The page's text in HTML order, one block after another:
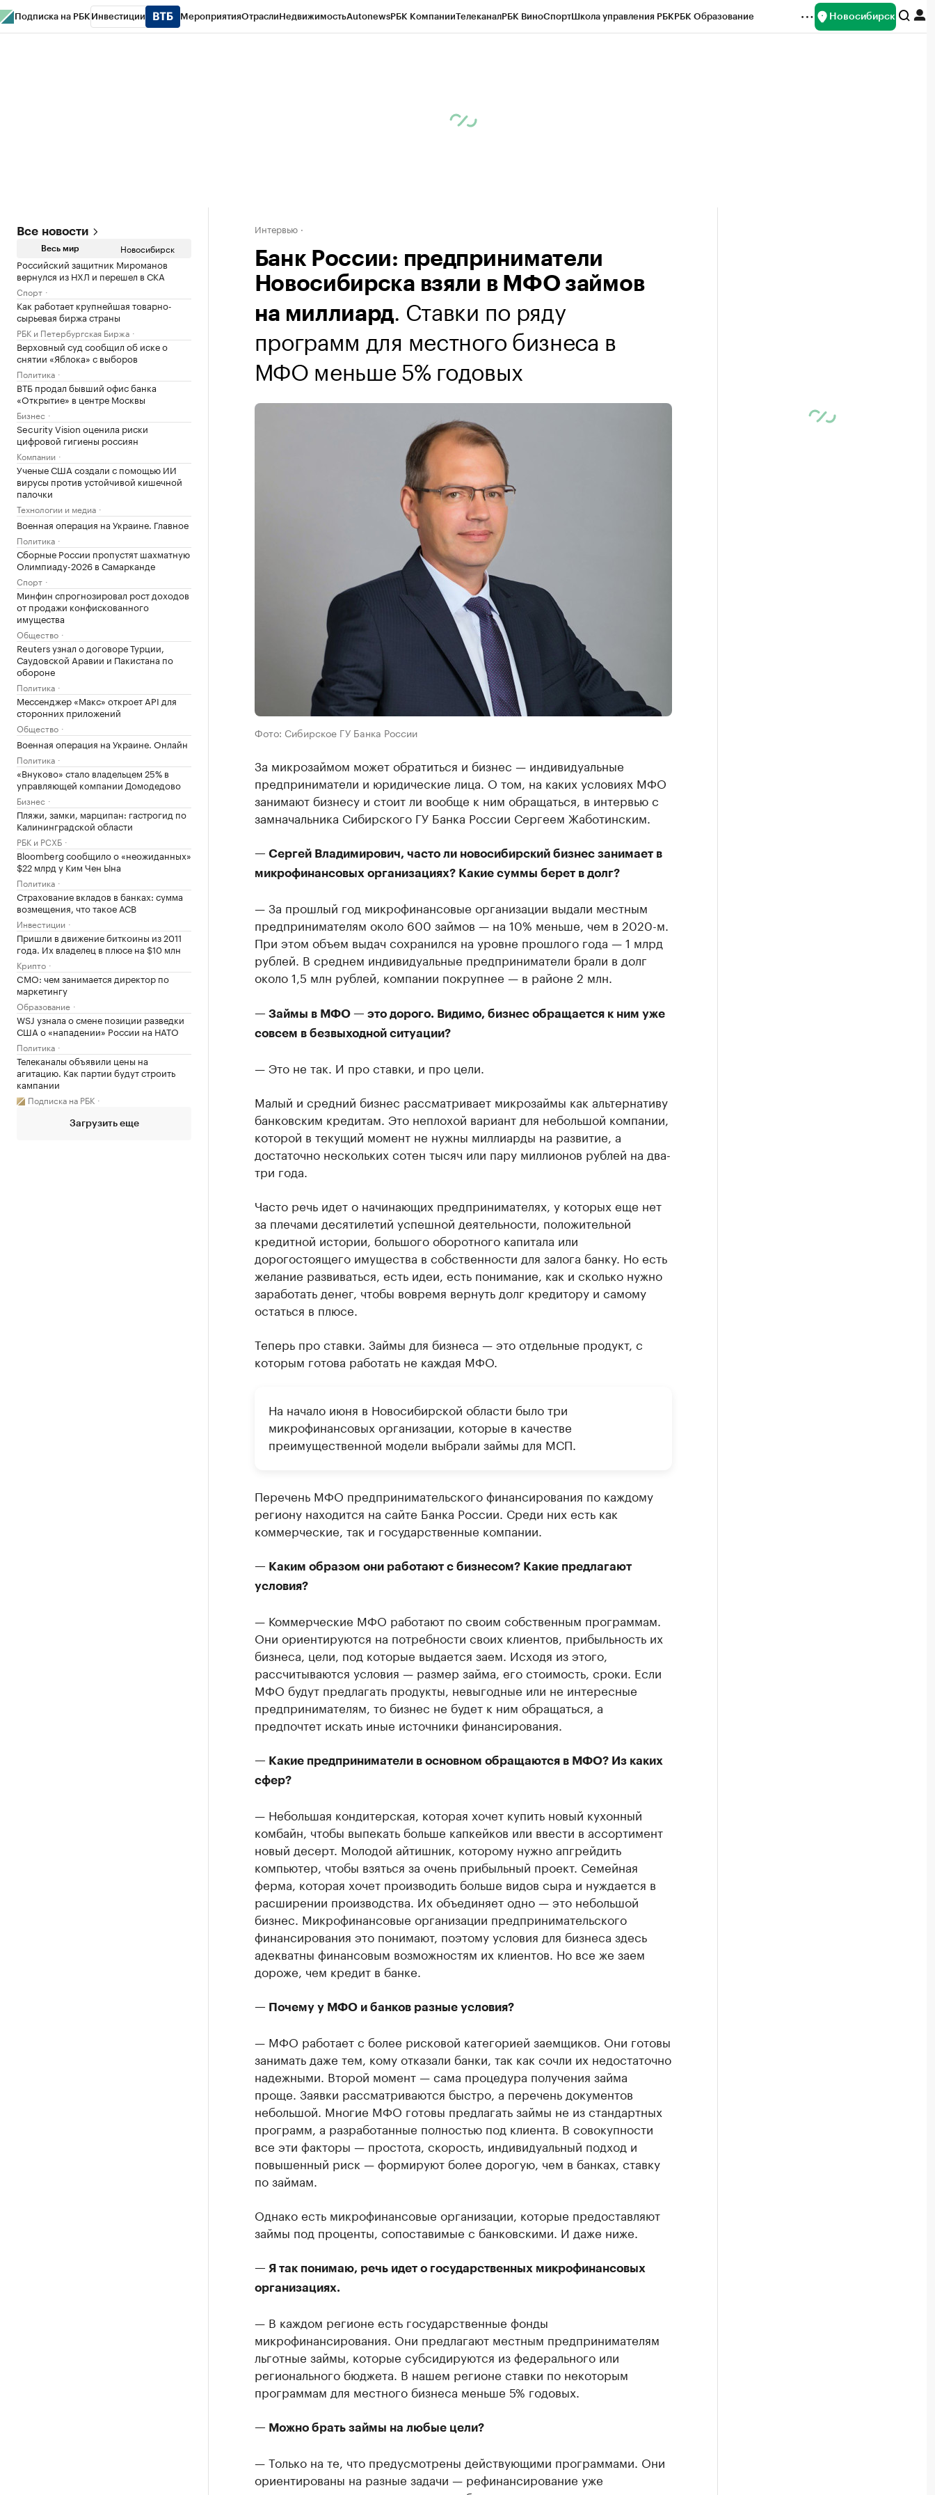
Подписка на РБК Инвестиции МероприятияОтраслиНедвижимостьAutonewsРБК КомпанииТелеканалРБК ВиноСпортШкола управления РБКРБК Образование Новосибирск
Все новости
Весь мир Новосибирск
Российский защитник Мироманов
вернулся из НХЛ и перешел в СКА
Спорт
Как работает крупнейшая товарно-
сырьевая биржа страны
РБК и Петербургская Биржа
Верховный суд сообщил об иске о
снятии «Яблока» с выборов
Политика
ВТБ продал бывший офис банка
«Открытие» в центре Москвы
Бизнес
Security Vision оценила риски
цифровой гигиены россиян
Компании
Ученые США создали с помощью ИИ
вирусы против устойчивой кишечной
палочки
Технологии и медиа
Военная операция на Украине. Главное
Политика
Сборные России пропустят шахматную
Олимпиаду-2026 в Самарканде
Спорт
Минфин спрогнозировал рост доходов
от продажи конфискованного
имущества
Общество
Reuters узнал о договоре Турции,
Саудовской Аравии и Пакистана по
обороне
Политика
Мессенджер «Макс» откроет API для
сторонних приложений
Общество
Военная операция на Украине. Онлайн
Политика
«Внуково» стало владельцем 25% в
управляющей компании Домодедово
Бизнес
Пляжи, замки, марципан: гастрогид по
Калининградской области
РБК и РСХБ
Bloomberg сообщило о «неожиданных»
$22 млрд у Ким Чен Ына
Политика
Страхование вкладов в банках: сумма
возмещения, что такое АСВ
Инвестиции
Пришли в движение биткоины из 2011
года. Их владелец в плюсе на $10 млн
Крипто
CMO: чем занимается директор по
маркетингу
Образование
WSJ узнала о смене позиции разведки
США о «нападении» России на НАТО
Политика
Телеканалы объявили цены на
агитацию. Как партии будут строить
кампании
Подписка на РБК
Загрузить еще
Интервью
Банк России: предприниматели
Новосибирска взяли в МФО займов
на миллиард. Ставки по ряду
программ для местного бизнеса в
МФО меньше 5% годовых
Фото: Сибирское ГУ Банка России
За микрозаймом может обратиться и бизнес — индивидуальные
предприниматели и юридические лица. О том, на каких условиях МФО
занимают бизнесу и стоит ли вообще к ним обращаться, в интервью с
замначальника Сибирского ГУ Банка России Сергеем Жаботинским.
— Сергей Владимирович, часто ли новосибирский бизнес занимает в
микрофинансовых организациях? Какие суммы берет в долг?
— За прошлый год микрофинансовые организации выдали местным
предпринимателям около 600 займов — на 10% меньше, чем в 2020-м.
При этом объем выдач сохранился на уровне прошлого года — 1 млрд
рублей. В среднем индивидуальные предприниматели брали в долг
около 1,5 млн рублей, компании покрупнее — в районе 2 млн.
— Займы в МФО — это дорого. Видимо, бизнес обращается к ним уже
совсем в безвыходной ситуации?
— Это не так. И про ставки, и про цели.
Малый и средний бизнес рассматривает микрозаймы как альтернативу
банковским кредитам. Это неплохой вариант для небольшой компании,
которой в текущий момент не нужны миллиарды на развитие, а
достаточно нескольких сотен тысяч или пару миллионов рублей на два-
три года.
Часто речь идет о начинающих предпринимателях, у которых еще нет
за плечами десятилетий успешной деятельности, положительной
кредитной истории, большого оборотного капитала или
дорогостоящего имущества в собственности для залога банку. Но есть
желание развиваться, есть идеи, есть понимание, как и сколько нужно
заработать денег, чтобы вовремя вернуть долг кредитору и самому
остаться в плюсе.
Теперь про ставки. Займы для бизнеса — это отдельные продукт, с
которым готова работать не каждая МФО.
На начало июня в Новосибирской области было три
микрофинансовых организации, которые в качестве
преимущественной модели выбрали займы для МСП.
Перечень МФО предпринимательского финансирования по каждому
региону находится на сайте Банка России. Среди них есть как
коммерческие, так и государственные компании.
— Каким образом они работают с бизнесом? Какие предлагают
условия?
— Коммерческие МФО работают по своим собственным программам.
Они ориентируются на потребности своих клиентов, прибыльность их
бизнеса, цели, под которые выдается заем. Исходя из этого,
рассчитываются условия — размер займа, его стоимость, сроки. Если
МФО будут предлагать продукты, невыгодные или не интересные
предпринимателям, то бизнес не будет к ним обращаться, а
предпочтет искать иные источники финансирования.
— Какие предприниматели в основном обращаются в МФО? Из каких
сфер?
— Небольшая кондитерская, которая хочет купить новый кухонный
комбайн, чтобы выпекать больше капкейков или ввести в ассортимент
новый десерт. Молодой айтишник, которому нужно апгрейдить
компьютер, чтобы взяться за очень прибыльный проект. Семейная
ферма, которая хочет производить больше видов сыра и нуждается в
расширении производства. Их объединяет одно — это небольшой
бизнес. Микрофинансовые организации предпринимательского
финансирования это понимают, поэтому условия для бизнеса здесь
адекватны финансовым возможностям их клиентов. Но все же заем
дороже, чем кредит в банке.
— Почему у МФО и банков разные условия?
— МФО работает с более рисковой категорией заемщиков. Они готовы
занимать даже тем, кому отказали банки, так как сочли их недостаточно
надежными. Второй момент — сама процедура получения займа
проще. Заявки рассматриваются быстро, а перечень документов
небольшой. Многие МФО готовы предлагать займы не из стандартных
программ, а разработанные полностью под клиента. В совокупности
все эти факторы — простота, скорость, индивидуальный подход и
повышенный риск — формируют более дорогую, чем в банках, ставку
по займам.
Однако есть микрофинансовые организации, которые предоставляют
займы под проценты, сопоставимые с банковскими. И даже ниже.
— Я так понимаю, речь идет о государственных микрофинансовых
организациях.
— В каждом регионе есть государственные фонды
микрофинансирования. Они предлагают местным предпринимателям
льготные займы, которые субсидируются из федерального или
регионального бюджета. В нашем регионе ставки по некоторым
программам для местного бизнеса меньше 5% годовых.
— Можно брать займы на любые цели?
— Только на те, что предусмотрены действующими программами. Они
ориентированы на разные задачи — рефинансирование уже